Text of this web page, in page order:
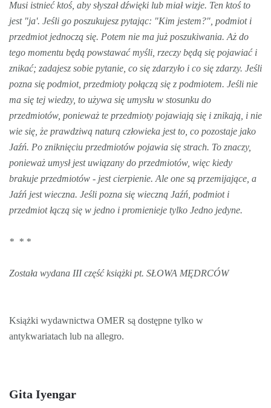
Musi istnieć ktoś, aby słyszał dźwięki lub miał wizje. Ten ktoś to
jest "ja'. Jeśli go poszukujesz pytając: "Kim jestem?", podmiot i
przedmiot jednoczą się. Potem nie ma już poszukiwania. Aż do
tego momentu będą powstawać myśli, rzeczy będą się pojawiać i
znikać; zadajesz sobie pytanie, co się zdarzyło i co się zdarzy. Jeśli
pozna się podmiot, przedmioty połączą się z podmiotem. Jeśli nie
ma się tej wiedzy, to używa się umysłu w stosunku do
przedmiotów, ponieważ te przedmioty pojawiają się i znikają, i nie
wie się, że prawdziwą naturą człowieka jest to, co pozostaje jako
Jaźń. Po zniknięciu przedmiotów pojawia się strach. To znaczy,
ponieważ umysł jest uwiązany do przedmiotów, więc kiedy
brakuje przedmiotów - jest cierpienie. Ale one są przemijające, a
Jaźń jest wieczna. Jeśli pozna się wieczną Jaźń, podmiot i
przedmiot łączą się w jedno i promienieje tylko Jedno jedyne.
* * *
Została wydana III część książki pt. SŁOWA MĘDRCÓW
Książki wydawnictwa OMER są dostępne tylko w
antykwariatach lub na allegro.
Gita Iyengar